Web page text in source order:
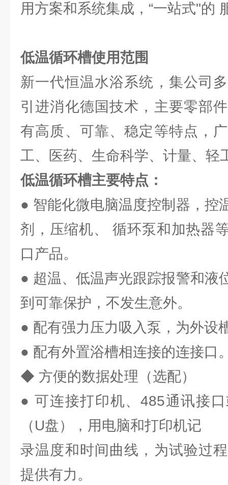
用方案和系统集成，“一站式"的
低温循环槽使用范围
新一代恒温水浴系统，集公司
引进消化德国技术，主要零部
有高质、可靠、稳定等特点，
工、医药、生命科学、计量、轻
低温循环槽主要特点：
● 智能化微电脑温度控制器，控
剂，压缩机、 循环泵和加热器
口产品。
● 超温、低温声光跟踪报警和液
到可靠保护，不发生意外。
● 配有强力压力吸入泵，为外设
● 配有外置浴槽相连接的连接口
◆ 方便的数据处理（选配）
● 可连接打印机、485通讯接
（U盘），用电脑和打印机记
录温度和时间曲线，为试验过
提供有力。